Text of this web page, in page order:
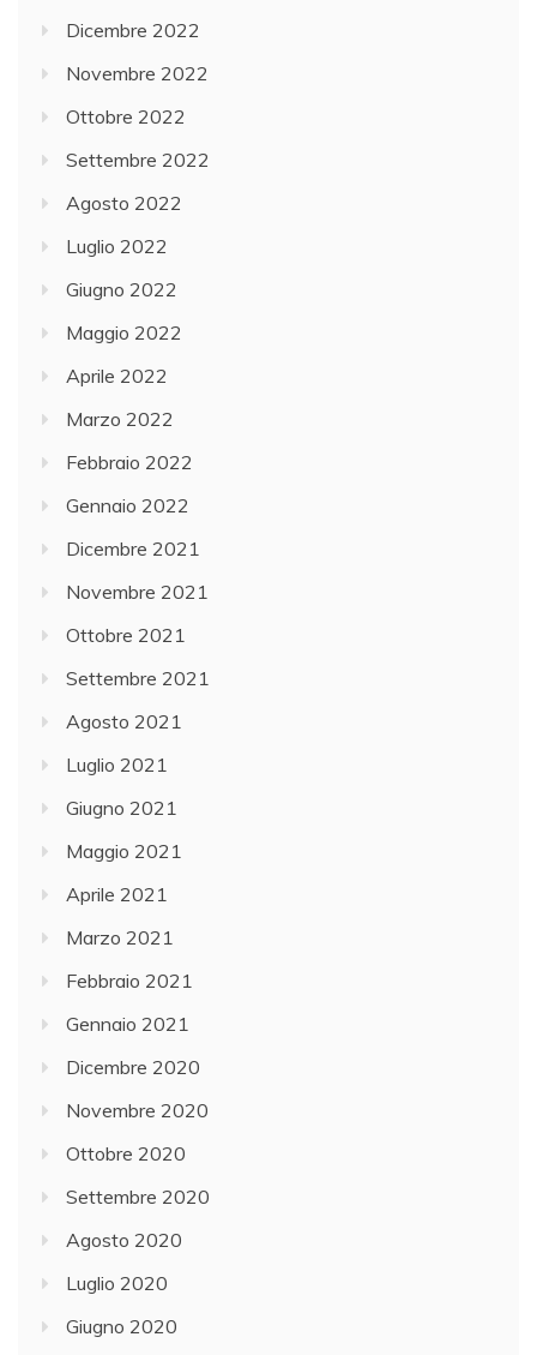
Dicembre 2022
Novembre 2022
Ottobre 2022
Settembre 2022
Agosto 2022
Luglio 2022
Giugno 2022
Maggio 2022
Aprile 2022
Marzo 2022
Febbraio 2022
Gennaio 2022
Dicembre 2021
Novembre 2021
Ottobre 2021
Settembre 2021
Agosto 2021
Luglio 2021
Giugno 2021
Maggio 2021
Aprile 2021
Marzo 2021
Febbraio 2021
Gennaio 2021
Dicembre 2020
Novembre 2020
Ottobre 2020
Settembre 2020
Agosto 2020
Luglio 2020
Giugno 2020